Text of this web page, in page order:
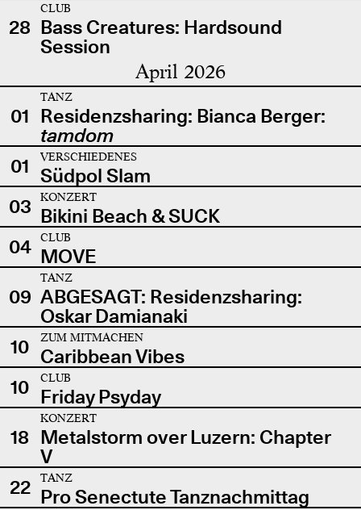
28
CLUB
Bass Creatures: Hardsound
Session
April 2026
01
TANZ
Residenzsharing: Bianca Berger:
tamdom
01
VERSCHIEDENES
Südpol Slam
03
KONZERT
Bikini Beach & SUCK
04
CLUB
MOVE
09
TANZ
ABGESAGT: Residenzsharing:
Oskar Damianaki
10
ZUM MITMACHEN
Caribbean Vibes
10
CLUB
Friday Psyday
18
KONZERT
Metalstorm over Luzern: Chapter
V
22
TANZ
Pro Senectute Tanznachmittag